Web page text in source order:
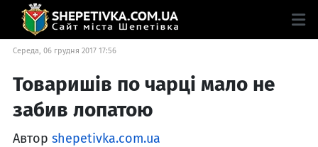
Середа, 06 грудня 2017 17:56
Товаришів по чарці мало не
забив лопатою
Автор shepetivka.com.ua